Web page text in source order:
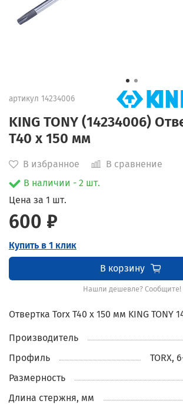
артикул 14234006
KING TONY (14234006)
T40 x 150 мм
В избранное
В сравнение
В наличии - 2 шт.
Цена за 1 шт.
600 ₽
Купить в 1 клик
В корзину
Нашли дешевле? Сообщите!
Отвертка Torx T40 x 150 мм KING TONY
Производитель
Профиль
TORX,
Размерность
Длина стержня, мм